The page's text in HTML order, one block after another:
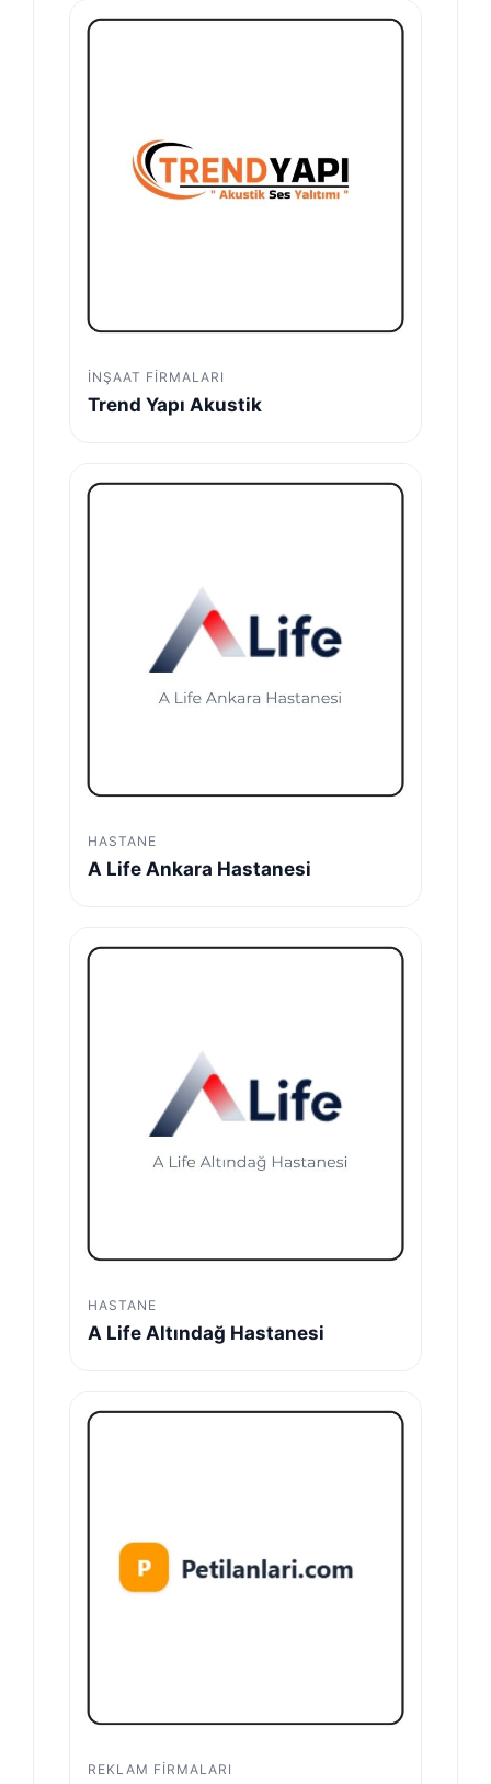
İNŞAAT FIRMALARI
Trend Yapı Akustik
HASTANE
A Life Ankara Hastanesi
HASTANE
A Life Altındağ Hastanesi
REKLAM FIRMALARI